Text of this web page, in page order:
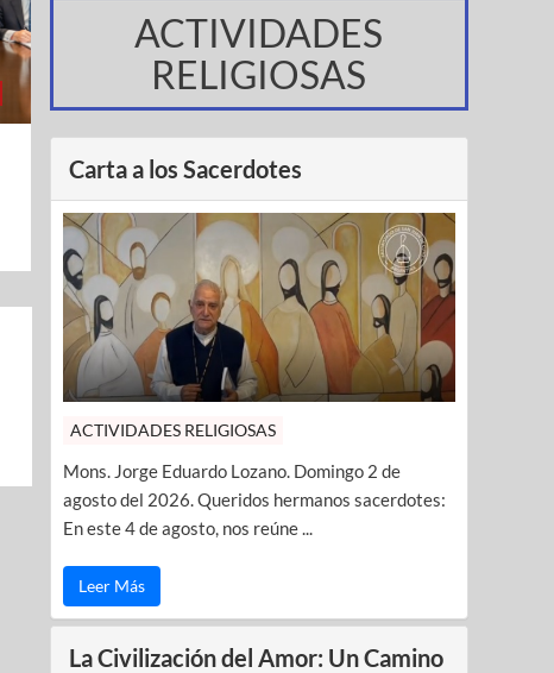
ACTIVIDADES
RELIGIOSAS
Carta a los Sacerdotes
ACTIVIDADES RELIGIOSAS
Mons. Jorge Eduardo Lozano. Domingo 2 de
agosto del 2026. Queridos hermanos sacerdotes:
En este 4 de agosto, nos reúne ...
Leer Más
La Civilización del Amor: Un Camino